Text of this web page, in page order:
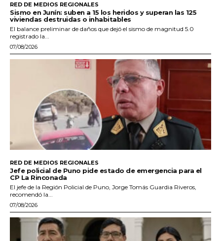
RED DE MEDIOS REGIONALES
Sismo en Junín: suben a 15 los heridos y superan las 125
viviendas destruidas o inhabitables
El balance preliminar de daños que dejó el sismo de magnitud 5.0
registrado la...
07/08/2026
RED DE MEDIOS REGIONALES
Jefe policial de Puno pide estado de emergencia para el
CP La Rinconada
El jefe de la Región Policial de Puno, Jorge Tomás Guardia Riveros,
recomendó la...
07/08/2026